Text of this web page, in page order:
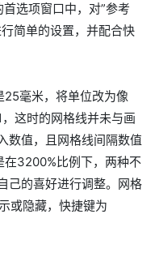
选项窗口中，对”参考
简单的设置，并配合快
毫米，将单位改为像
这时的网格线并未与画
数值，且网格线间隔数值
3200%比例下，两种不
己的喜好进行调整。网格
或隐藏，快捷键为